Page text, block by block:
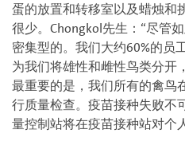
蛋的放置和转移室以及蜡烛和
很少。Chongkol先生：“尽管
密集型的。我们大约60%的员
为我们将雄性和雌性鸟类分开
最重要的是，我们所有的禽鸟
行质量检查。疫苗接种失败不
量控制站将在疫苗接种站对个